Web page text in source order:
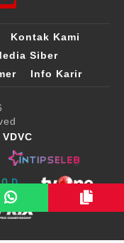
Kontak Kami
Siber
Info Karir
VDVC